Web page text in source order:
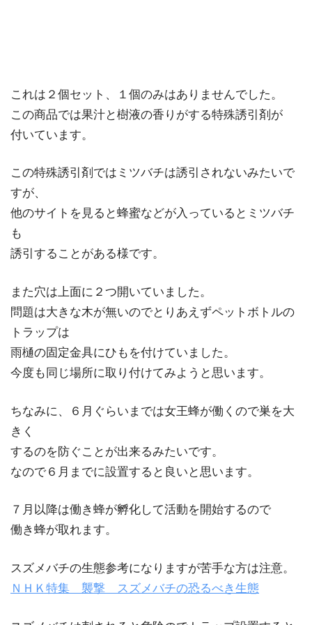
これは２個セット、１個のみはありませんでした。
この商品では果汁と樹液の香りがする特殊誘引剤が
付いています。
この特殊誘引剤ではミツバチは誘引されないみたいで
すが、
他のサイトを見ると蜂蜜などが入っているとミツバチ
も
誘引することがある様です。
また穴は上面に２つ開いていました。
問題は大きな木が無いのでとりあえずペットボトルの
トラップは
雨樋の固定金具にひもを付けていました。
今度も同じ場所に取り付けてみようと思います。
ちなみに、６月ぐらいまでは女王蜂が働くので巣を大
きく
するのを防ぐことが出来るみたいです。
なので６月までに設置すると良いと思います。
７月以降は働き蜂が孵化して活動を開始するので
働き蜂が取れます。
スズメバチの生態参考になりますが苦手な方は注意。
ＮＨＫ特集 襲撃 スズメバチの恐るべき生態